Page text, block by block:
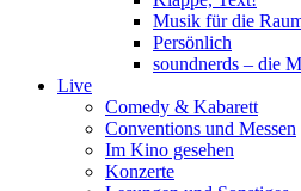
Musik für die
Persönlich
soundnerds – die
Live
Comedy & Kabarett
Conventions und Messen
Im Kino gesehen
Konzerte